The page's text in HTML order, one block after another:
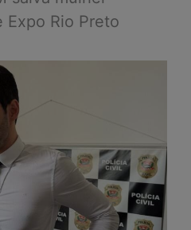
Expo Rio Preto